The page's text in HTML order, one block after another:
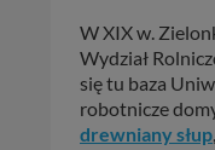
W XIX w.
Wydział
się tu baza
robotnicze
drewniany słup